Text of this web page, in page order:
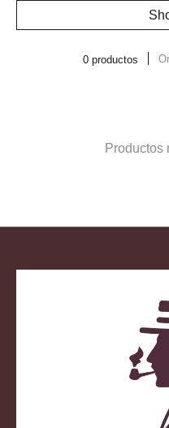
0 productos
Productos